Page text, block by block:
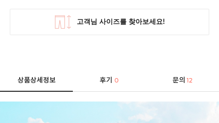
상품상세정보 후기0 문의 12